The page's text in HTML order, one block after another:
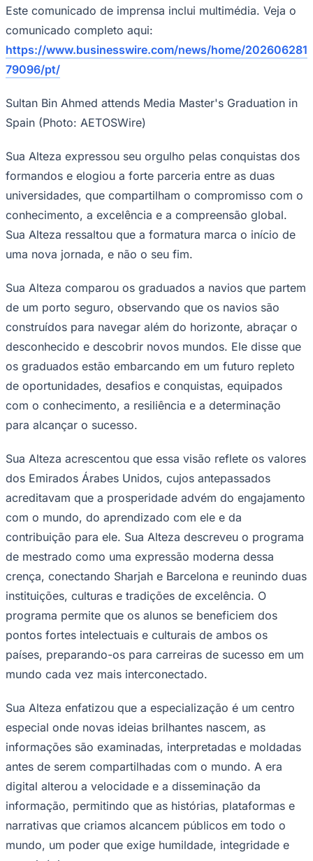
Hub de Negócios
Guia Comercial
Selo Verificado
Portal Educacional
Agenda de Vestibulares
Vagas de Emprego
Concursos
Panorama Econômico
Panorama Econômico
Para Sua Empresa
Anuncie no Portal
Verificar Empresa
Anunciar VagasNovo
Publicidade Legal
NBA
NFL
Fórmula 1
Tênis (ATP)
NHL
Atletismo
Vôlei
NBB
Competições de Futebol
Brasileirão Série A
Brasileirão Série B
Paulistão
Sul-Americana
Copa América
Premier League
La Liga
Bundesliga
Mundial 2026
Times - Ir direto
Este comunicado de imprensa inclui multimédia. Veja o
comunicado completo aqui:
https://www.businesswire.com/news/home/202606281
79096/pt/
Sultan Bin Ahmed attends Media Master's Graduation in
Spain (Photo: AETOSWire)
Sua Alteza expressou seu orgulho pelas conquistas dos
formandos e elogiou a forte parceria entre as duas
universidades, que compartilham o compromisso com o
conhecimento, a excelência e a compreensão global.
Sua Alteza ressaltou que a formatura marca o início de
uma nova jornada, e não o seu fim.
Sua Alteza comparou os graduados a navios que partem
de um porto seguro, observando que os navios são
construídos para navegar além do horizonte, abraçar o
desconhecido e descobrir novos mundos. Ele disse que
os graduados estão embarcando em um futuro repleto
de oportunidades, desafios e conquistas, equipados
com o conhecimento, a resiliência e a determinação
para alcançar o sucesso.
Sua Alteza acrescentou que essa visão reflete os valores
dos Emirados Árabes Unidos, cujos antepassados ​​
acreditavam que a prosperidade advém do engajamento
com o mundo, do aprendizado com ele e da
contribuição para ele. Sua Alteza descreveu o programa
de mestrado como uma expressão moderna dessa
crença, conectando Sharjah e Barcelona e reunindo duas
instituições, culturas e tradições de excelência. O
programa permite que os alunos se beneficiem dos
pontos fortes intelectuais e culturais de ambos os
países, preparando-os para carreiras de sucesso em um
mundo cada vez mais interconectado.
Sua Alteza enfatizou que a especialização é um centro
especial onde novas ideias brilhantes nascem, as
informações são examinadas, interpretadas e moldadas
antes de serem compartilhadas com o mundo. A era
digital alterou a velocidade e a disseminação da
informação, permitindo que as histórias, plataformas e
narrativas que criamos alcancem públicos em todo o
mundo, um poder que exige humildade, integridade e